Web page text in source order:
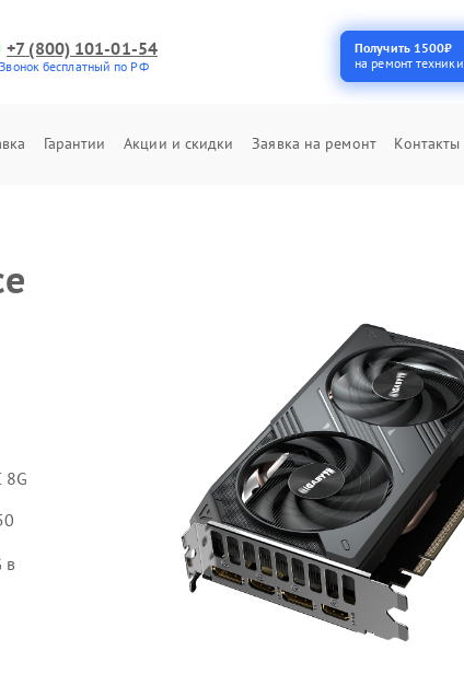
+7 (800) 101-01-54
Звонок бесплатный по РФ
Получить 1500₽
на ремонт техники
Гарантии Акции и скидки Заявка на ремонт Контакты
8G
в